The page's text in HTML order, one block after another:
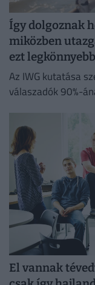
Így dolgoznak
miközben
ezt
Az IWG kutatása
válaszadók 90%-
El vannak